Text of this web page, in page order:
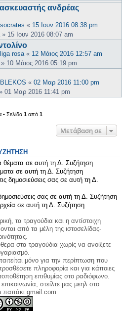
ανδρέας
socrates « 15 Ιουν 2016 08:38 pm
» 15 Ιουν 2016 08:07 am
liga rosa « 12 Μάιος 2016 12:57 am
» 10 Μάιος 2016 05:19 pm
BLEKOS « 02 Μαρ 2016 11:00 pm
01 Μαρ 2016 11:41 pm
• Σελίδα 1από 1
Μετάβαση σε
θέματα σε αυτή τη Δ. Συζήτηση
σε αυτή τη Δ. Συζήτηση
δημοσιεύσεις σας σε αυτή τη Δ.
σας σε αυτή τη Δ. Συζήτηση
σε αυτή τη Δ. Συζήτηση
τα τραγούδια και η αντίστοιχη
από τα μέλη της ιστοσελίδας-
στα τραγούδια χωρίς να ανοίξετε
μόνο για την περίπτωση που
πληροφορία και για κάποιες
επιθυμίας στο ραδιόφωνο.
στείλτε μας μεηλ στο
παπάκι gmail.com